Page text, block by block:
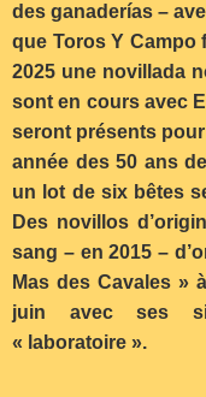
des ganaderías –
que Toros Y Campo
2025 une novillada
sont en cours avec
seront présents
année des 50 ans
un lot de six bêtes
Des novillos
sang – en 2015 –
Mas des Cavales »
juin avec ses
« laboratoire ».